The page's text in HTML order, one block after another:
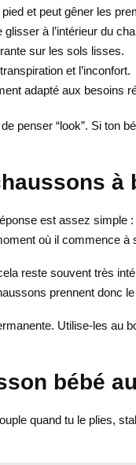
et peut gêner les
à l’intérieur du
sur les sols lisses.
et l’inconfort.
adapté aux besoins
penser “look”. Si ton
à
est assez simple
où il commence à
reste souvent très
prennent donc
Utilise-les au
bébé
quand tu le plies,